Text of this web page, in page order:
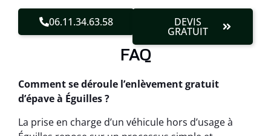
06.11.34.63.58 DEVIS
GRATUIT
FAQ
Comment se déroule l’enlèvement gratuit
d’épave à Éguilles ?
La prise en charge d’un véhicule hors d’usage à